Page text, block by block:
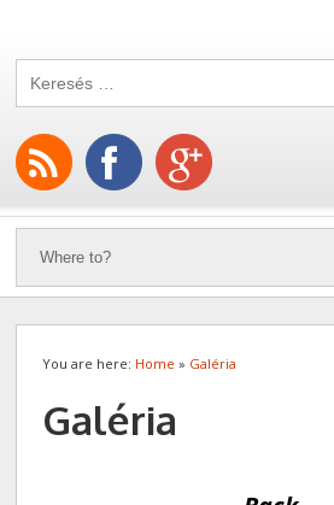
You are here: Home » Galéria
Galéria